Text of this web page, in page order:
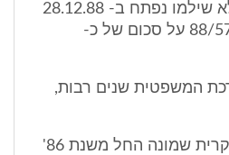
בהעדר פסק דין על סך כ- 50,000 ש"ח. מכיוון שהנתבעים לא שילמו נפתח ב- 28.12.88
תיק הוצל"פ בבית משפט השלום בקרית שמונה שמספרו 88/579 על סכום של כ-
המשפטית שנים רבות,
ב- 3.9.93 הוגשה על ידי התובע מזכיר בית משפט השלום בקרית שמונה החל משנת 86'